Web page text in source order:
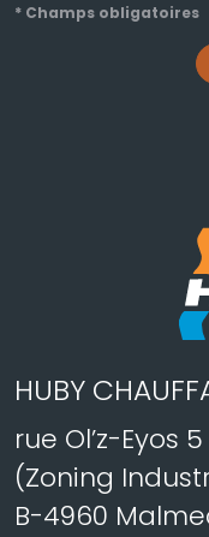
* Champs obligatoires
HUBY
rue Ol’z-Eyos 5
(Zoning
B-4960